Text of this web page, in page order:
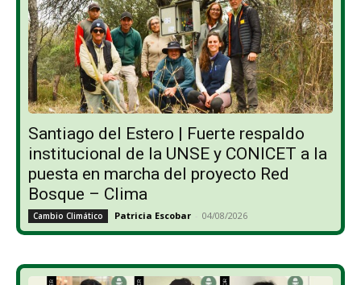
Santiago del Estero | Fuerte respaldo
institucional de la UNSE y CONICET a la
puesta en marcha del proyecto Red
Bosque – Clima
Cambio Climático Patricia Escobar - 04/08/2026